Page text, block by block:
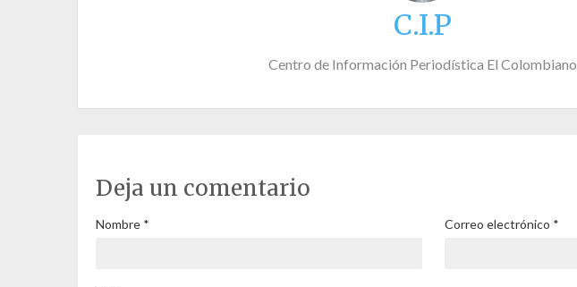
C.I.P
Centro de Información Periodística El Colombiano
Deja un comentario
Nombre * Correo electrónico *